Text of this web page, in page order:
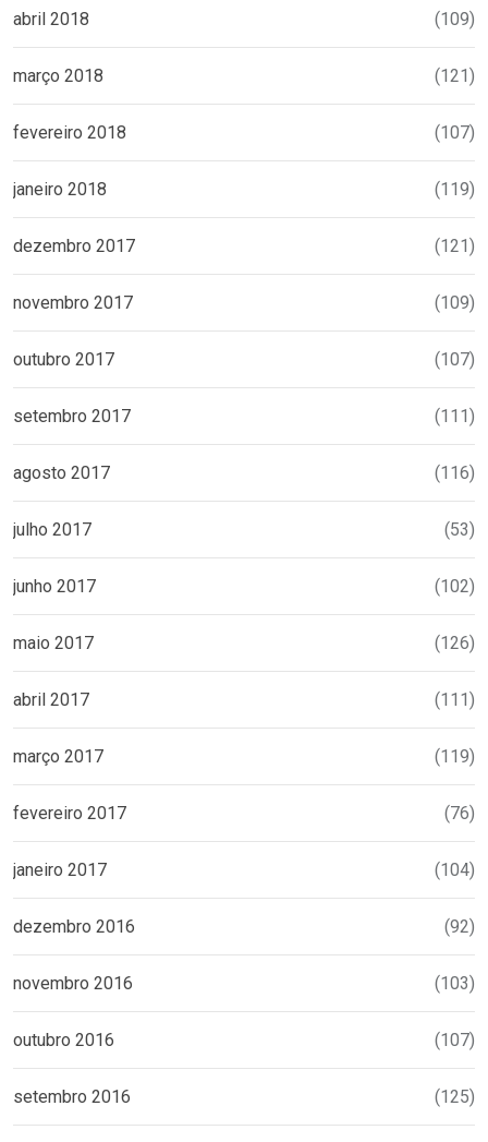
abril 2018 (109)
março 2018 (121)
fevereiro 2018 (107)
janeiro 2018 (119)
dezembro 2017 (121)
novembro 2017 (109)
outubro 2017 (107)
setembro 2017 (111)
agosto 2017 (116)
julho 2017 (53)
junho 2017 (102)
maio 2017 (126)
abril 2017 (111)
março 2017 (119)
fevereiro 2017 (76)
janeiro 2017 (104)
dezembro 2016 (92)
novembro 2016 (103)
outubro 2016 (107)
setembro 2016 (125)